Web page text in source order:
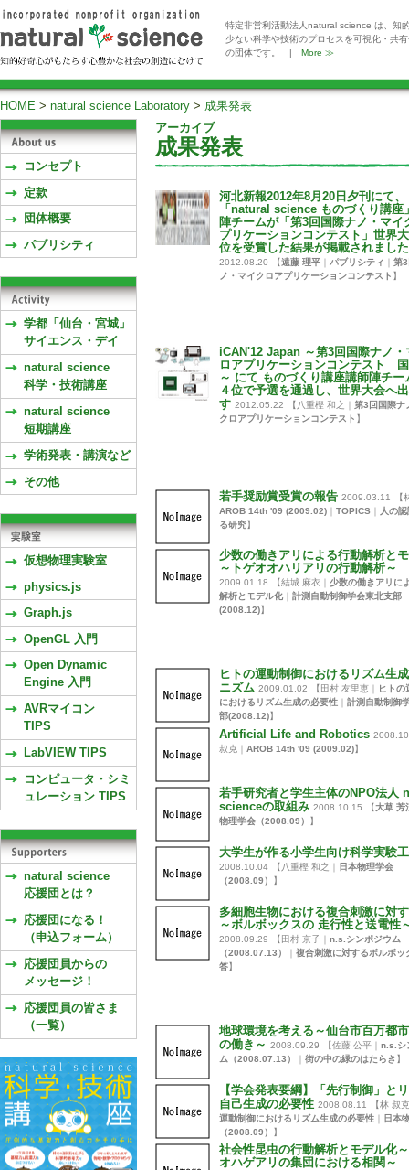
特定非営利活動法人natural science は、知
少ない科学や技術のプロセスを可視化・共
の団体です。 | More ≫
HOME > natural science Laboratory > 成果発表
アーカイブ
成果発表
河北新報2012年8月20日夕刊にて、
「natural science ものづくり講座
陣チームが「第3回国際ナノ・マイ
プリケーションコンテスト」世界
位を受賞した結果が掲載されました
2012.08.20 【遠藤 理平 パブリシティ
第
ノ・マイクロアプリケーションコンテスト 】
iCAN'12 Japan ～第3回国際ナノ・
ロアプリケーションコンテスト
～ にて ものづくり講座講師陣チー
４位で予選を通過し、世界大会へ
す 2012.05.22 【八重樫 和之｜ 第3回国際ナ
クロアプリケーションコンテスト 】
若手奨励賞受賞の報告 2009.03.11
【
AROB 14th '09 (2009.02)
TOPICS
人の
る研究】
少数の働きアリによる行動解析と
～トゲオオハリアリの行動解析～
2009.01.18 【結城 麻衣｜ 少数の働きアリに
解析とモデル化
計測自動制御学会東北支部
(2008.12)】
ヒトの運動制御におけるリズム生
ニズム 2009.01.02 【田村 友里恵｜
ヒトの
におけるリズム生成の必要性
計測自動制御
部(2008.12)】
Artificial Life and Robotics
叔克｜ AROB 14th '09 (2009.02)】
若手研究者と学生主体のNPO法人
scienceの取組み 2008.10.15 【大草 芳
物理学会（2008.09） 】
大学生が作る小学生向け科学実験
2008.10.04 【八重樫 和之｜
日本物理学会
（2008.09） 】
多細胞生物における複合刺激に対
～ボルボックスの 走行性と送電性
2008.09.29 【田村 京子｜ n.s.シンポジウム
（2008.07.13）
複合刺激に対するボルボッ
答】
地球環境を考える～仙台市百万都
の働き～ 2008.09.29 【佐藤 公平｜ n.s.シ
ム（2008.07.13）
街の中の緑のはたらき 】
【学会発表要綱】「先行制御」と
自己生成の必要性 2008.08.11
【林 叔
運動制御におけるリズム生成の必要性
日本
（2008.09） 】
社会性昆虫の行動解析とモデル化
オハゲアリの集団における相関～
コンセプト
定款
団体概要
パブリシティ
学都「仙台・宮城」
サイエンス・デイ
natural science
科学・技術講座
natural science
短期講座
学術発表・講演など
その他
仮想物理実験室
physics.js
Graph.js
OpenGL 入門
Open Dynamic
Engine 入門
AVRマイコン
TIPS
LabVIEW TIPS
コンピュータ・シミ
ュレーション TIPS
natural science
応援団とは？
応援団になる！
（申込フォーム）
応援団員からの
メッセージ！
応援団員の皆さま
（一覧）